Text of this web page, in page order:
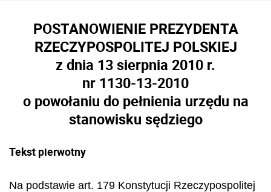
POSTANOWIENIE PREZYDENTA
RZECZYPOSPOLITEJ POLSKIEJ
z dnia 13 sierpnia 2010 r.
nr 1130-13-2010
o powołaniu do pełnienia urzędu na
stanowisku sędziego
Tekst pierwotny
Na podstawie art. 179 Konstytucji Rzeczypospolitej